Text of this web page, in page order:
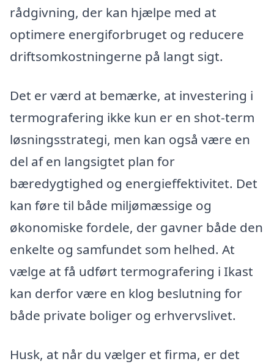
rådgivning, der kan hjælpe med at
optimere energiforbruget og reducere
driftsomkostningerne på langt sigt.
Det er værd at bemærke, at investering i
termografering ikke kun er en shot-term
løsningsstrategi, men kan også være en
del af en langsigtet plan for
bæredygtighed og energieffektivitet. Det
kan føre til både miljømæssige og
økonomiske fordele, der gavner både den
enkelte og samfundet som helhed. At
vælge at få udført termografering i Ikast
kan derfor være en klog beslutning for
både private boliger og erhvervslivet.
Husk, at når du vælger et firma, er det